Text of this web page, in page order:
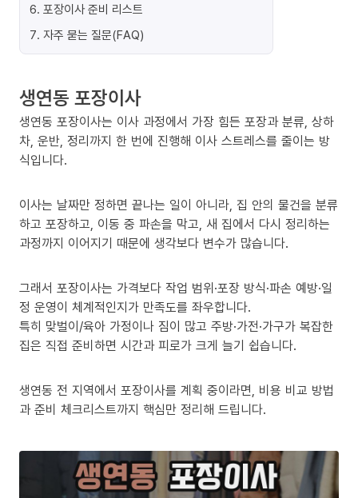
6. 포장이사 준비 리스트
7. 자주 묻는 질문(FAQ)
생연동 포장이사
생연동 포장이사는 이사 과정에서 가장 힘든 포장과 분류, 상하
차, 운반, 정리까지 한 번에 진행해 이사 스트레스를 줄이는 방
식입니다.
이사는 날짜만 정하면 끝나는 일이 아니라, 집 안의 물건을 분류
하고 포장하고, 이동 중 파손을 막고, 새 집에서 다시 정리하는
과정까지 이어지기 때문에 생각보다 변수가 많습니다.
그래서 포장이사는 가격보다 작업 범위·포장 방식·파손 예방·일
정 운영이 체계적인지가 만족도를 좌우합니다.
특히 맞벌이/육아 가정이나 짐이 많고 주방·가전·가구가 복잡한
집은 직접 준비하면 시간과 피로가 크게 늘기 쉽습니다.
생연동 전 지역에서 포장이사를 계획 중이라면, 비용 비교 방법
과 준비 체크리스트까지 핵심만 정리해 드립니다.